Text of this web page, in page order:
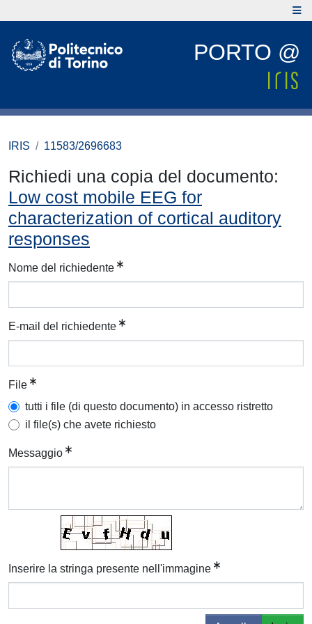
PORTO @
IRIS 11583/2696683
Richiedi una copia del documento:
Low cost mobile EEG for
characterization of cortical auditory
responses
Nome del richiedente
E-mail del richiedente
File
tutti i file (di questo documento) in accesso ristretto
il file(s) che avete richiesto
Messaggio
Inserire la stringa presente nell'immagine